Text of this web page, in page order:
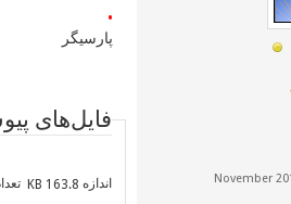
•
پارسیگر
فایل‌های
اندازه 163.8 KB